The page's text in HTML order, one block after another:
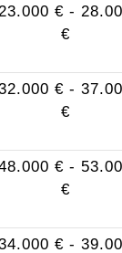
23.000 € -
€
€ -
€
€ -
€
€ -